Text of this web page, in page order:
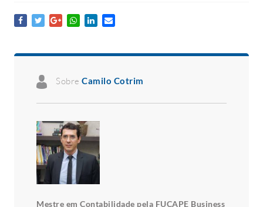
Sobre Camilo Cotrim
Mestre em Contabilidade pela FUCAPE Business